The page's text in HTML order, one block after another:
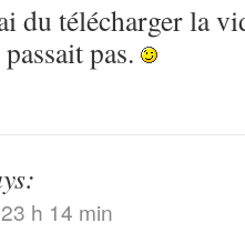
du télécharger la
pas.
h 14 min